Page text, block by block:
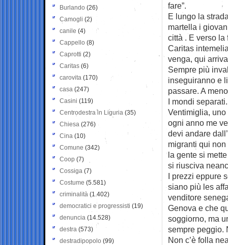
fare”.
E lungo la
martella i
città . E verso
Caritas
venga, qui
Sempre più
inseguiranno e
passare. A
I mondi
Ventimiglia, uno
ogni anno me
devi andare
migranti qui
la gente si
si riusciva
I prezzi eppure
siano più les
venditore
Genova e che
soggiorno, ma
sempre peggio.
Non c’è folla
Burlando (26)
Camogli (2)
canile (4)
Cappello (8)
Caprotti (2)
Caritas (6)
carovita (170)
casa (247)
Casini (119)
Centrodestra in Liguria (35)
Chiesa (276)
Cina (10)
Comune (342)
Coop (7)
Cossiga (7)
Costume (5.581)
criminalità (1.402)
democratici e progressisti (19)
denuncia (14.528)
destra (573)
destradipopolo (99)